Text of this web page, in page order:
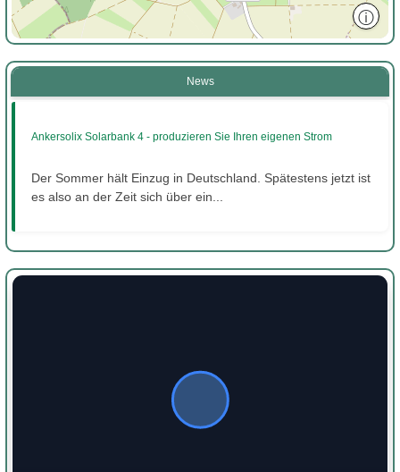
ⓘ
News
Ankersolix Solarbank 4 - produzieren Sie Ihren eigenen Strom
Der Sommer hält Einzug in Deutschland. Spätestens jetzt ist
es also an der Zeit sich über ein...